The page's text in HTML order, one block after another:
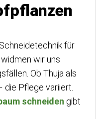
für
wir uns
Ob Thuja als
Pflege variiert.
schneiden gibt